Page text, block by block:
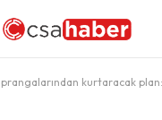
kurtaracak plan: Ali